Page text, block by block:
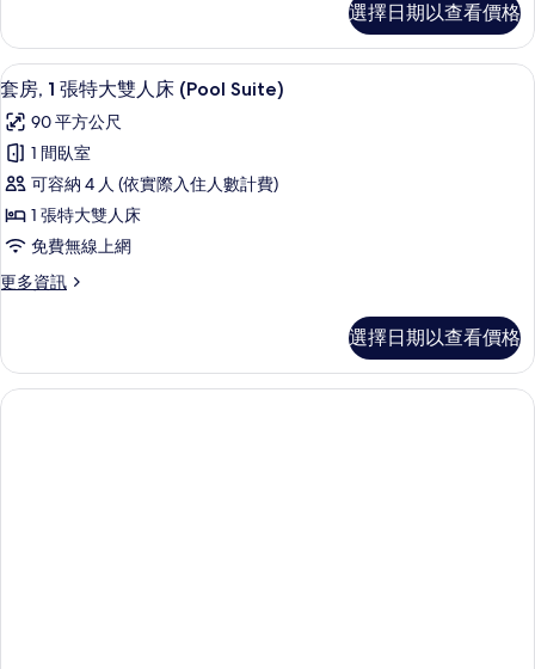
大
雙
人
床,
陽
台,
泳
池
景
所
有
套
房,
1
特
大
雙
人
床,
陽
台,
泳
的
詳
情
選擇日期以查看價格
顯
示
套
房,
1
張
特
大
人
床
套房, 1 張特大雙人床 (Pool Suite) | 陽
5
套房, 1 張特大雙人床 (Pool Suite)
90 平方公尺
1 間臥室
可容納 4 人 (依實際入住人數計費)
1 張特大雙人床
免費無線上網
更多資訊
更
1
張
特
選擇日期以查看價格